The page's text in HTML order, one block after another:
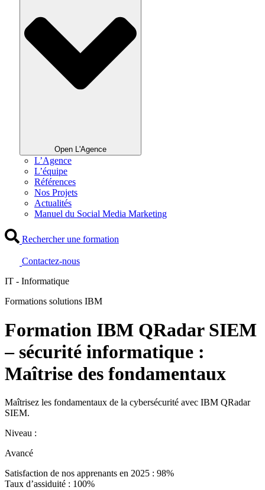
Open L'Agence
L’Agence
L’équipe
Références
Nos Projets
Actualités
Manuel du Social Media Marketing
Rechercher une formation
Contactez-nous
IT - Informatique
Formations solutions IBM
Formation IBM QRadar SIEM
– sécurité informatique :
Maîtrise des fondamentaux
Maîtrisez les fondamentaux de la cybersécurité avec IBM QRadar
SIEM.
Niveau :
Avancé
Satisfaction de nos apprenants en 2025 : 98%
Taux d’assiduité : 100%